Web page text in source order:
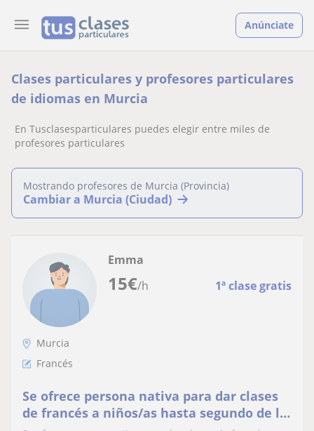
Anúnciate
Clases particulares y profesores particulares
de idiomas en Murcia
En Tusclasesparticulares puedes elegir entre miles de
profesores particulares
Mostrando profesores de Murcia (Provincia)
Cambiar a Murcia (Ciudad)
15€/h 1ª clase gratis
Emma
Murcia
Francés
Se ofrece persona nativa para dar clases
de francés a niños/as hasta segundo de la